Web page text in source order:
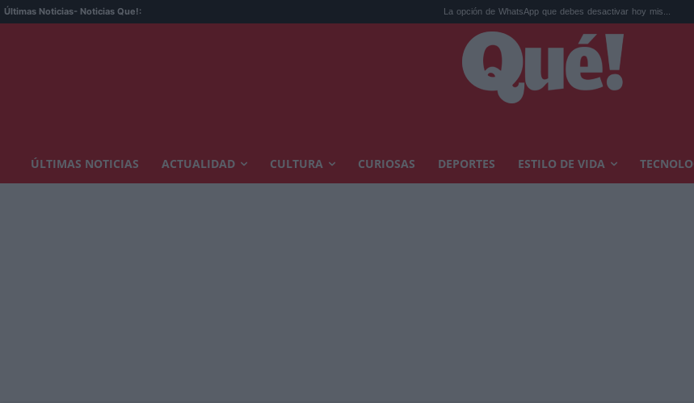
Últimas Noticias- Noticias Que!: La opción de WhatsApp que debes desactivar hoy mis... Calor
ÚLTIMAS NOTICIAS ACTUALIDAD CULTURA CURIOSAS DEPORTES ESTILO DE VIDA